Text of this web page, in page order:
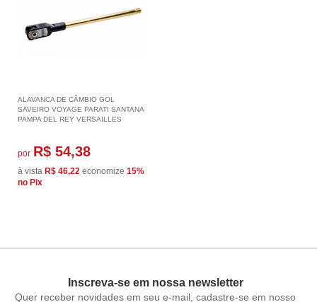
ALAVANCA DE CÂMBIO GOL
SAVEIRO VOYAGE PARATI SANTANA
PAMPA DEL REY VERSAILLES
por R$ 54,38
à vista R$ 46,22 economize 15%
no Pix
Inscreva-se em nossa newsletter
Quer receber novidades em seu e-mail, cadastre-se em nosso